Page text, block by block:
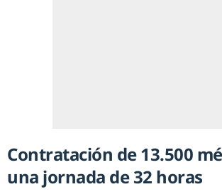
Contratación de 13.500
una jornada de 32 horas